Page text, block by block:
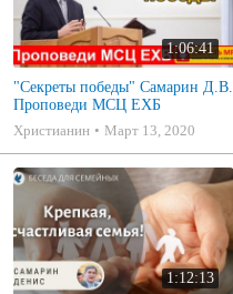
1:06:41
"Секреты победы" Самарин Д.В.
Проповеди МСЦ ЕХБ
Христианин
Март 13, 2020
1:12:13